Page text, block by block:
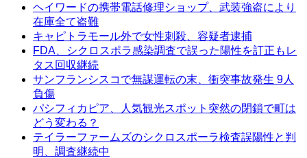
ヘイワードの携帯電話修理ショップ、武装強盗により
在庫全て盗難
キャピトラモール外で女性刺殺、容疑者逮捕
FDA、シクロスポラ感染調査で誤った陽性を訂正もレ
タス回収継続
サンフランシスコで無謀運転の末、衝突事故発生 9人
負傷
パシフィカピア、人気観光スポット突然の閉鎖で町は
どう変わる？
テイラーファームズのシクロスポーラ検査誤陽性と判
明、調査継続中